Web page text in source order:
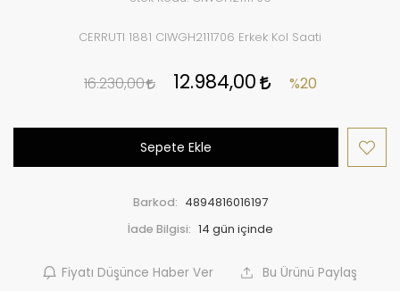
CERRUTI 1881 CIWGH2111706 Erkek Kol Saati
16.230,00 12.984,00 %20
Sepete Ekle
Barkod: 4894816016197
İade Bilgisi:
Fiyatı Düşünce Haber Ver Bu Ürünü Paylaş